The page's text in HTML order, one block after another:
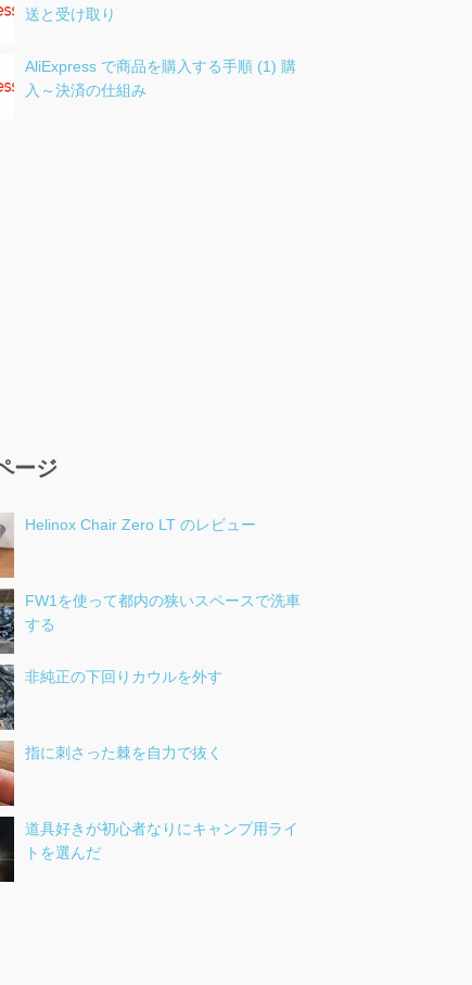
送と受け取り
AliExpress で商品を購入する手順 (1) 購
入～決済の仕組み
ージ
Helinox Chair Zero LT のレビュー
FW1を使って都内の狭いスペースで洗車
する
非純正の下回りカウルを外す
指に刺さった棘を自力で抜く
道具好きが初心者なりにキャンプ用ライ
トを選んだ